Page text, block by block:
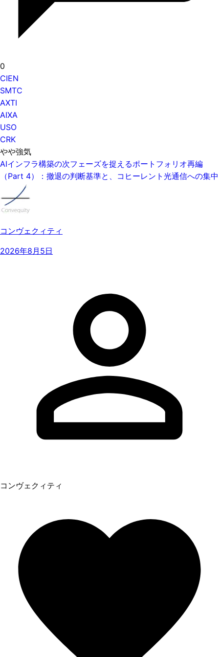
0
CIEN
SMTC
AXTI
AIXA
USO
CRK
やや強気
AIインフラ構築の次フェーズを捉えるポートフォリオ再編
（Part 4）：撤退の判断基準と、コヒーレント光通信への集中
コンヴェクィティ
2026年8月5日
コンヴェクィティ